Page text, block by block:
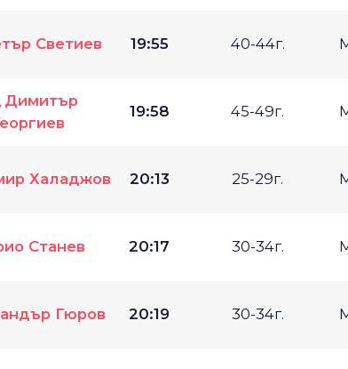
Светиев 19:55 40-44г.
Димитър
19:58 45-49г.
Халаджов 20:13 25-29г.
Станев 20:17 30-34г.
Гюров 20:19 30-34г.